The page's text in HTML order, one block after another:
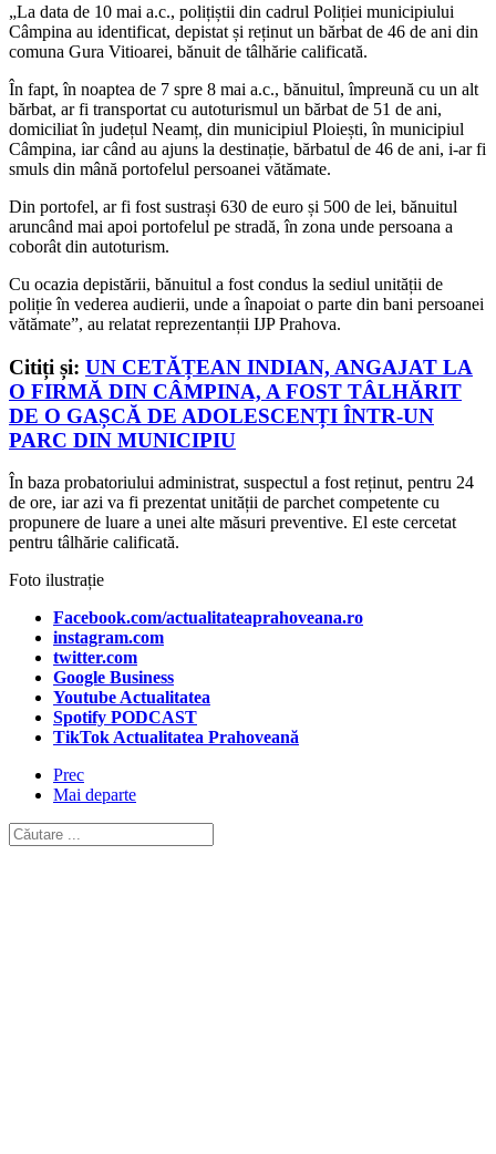
„La data de 10 mai a.c., polițiștii din cadrul Poliției municipiului
Câmpina au identificat, depistat și reținut un bărbat de 46 de ani din
comuna Gura Vitioarei, bănuit de tâlhărie calificată.
În fapt, în noaptea de 7 spre 8 mai a.c., bănuitul, împreună cu un alt
bărbat, ar fi transportat cu autoturismul un bărbat de 51 de ani,
domiciliat în județul Neamț, din municipiul Ploiești, în municipiul
Câmpina, iar când au ajuns la destinație, bărbatul de 46 de ani, i-ar fi
smuls din mână portofelul persoanei vătămate.
Din portofel, ar fi fost sustrași 630 de euro și 500 de lei, bănuitul
aruncând mai apoi portofelul pe stradă, în zona unde persoana a
coborât din autoturism.
Cu ocazia depistării, bănuitul a fost condus la sediul unității de
poliție în vederea audierii, unde a înapoiat o parte din bani persoanei
vătămate”, au relatat reprezentanții IJP Prahova.
Citiți și: UN CETĂȚEAN INDIAN, ANGAJAT LA
O FIRMĂ DIN CÂMPINA, A FOST TÂLHĂRIT
DE O GAȘCĂ DE ADOLESCENȚI ÎNTR-UN
PARC DIN MUNICIPIU
În baza probatoriului administrat, suspectul a fost reținut, pentru 24
de ore, iar azi va fi prezentat unității de parchet competente cu
propunere de luare a unei alte măsuri preventive. El este cercetat
pentru tâlhărie calificată.
Foto ilustrație
Facebook.com/actualitateaprahoveana.ro
instagram.com
twitter.com
Google Business
Youtube Actualitatea
Spotify PODCAST
TikTok Actualitatea Prahoveană
Prec
Mai departe